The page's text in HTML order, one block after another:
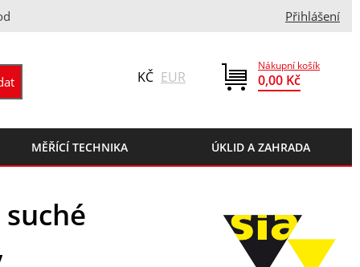
Přihlášení
Nákupní košík
0,00 Kč
KČ EUR
MĚŘÍCÍ TECHNIKA ÚKLID A ZAHRADA